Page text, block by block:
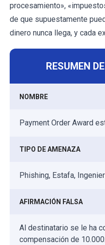
procesamiento»,
de que supuestamente
dinero nunca llega, y cada
RESUMEN
NOMBRE
Payment Order Award
TIPO DE AMENAZA
Phishing, Estafa,
AFIRMACIÓN FALSA
Al destinatario se le ha
compensación de